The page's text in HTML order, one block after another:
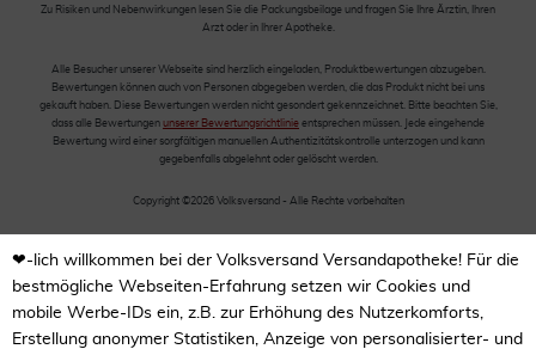
Zu Risiken und Nebenwirkungen lesen Sie die Packungsbeilage und fragen Sie Ihre Ärztin, Ihren
Arzt oder in Ihrer Apotheke.
Alle Besucher unserer Webseite sind herzlich eingeladen, Produktbewertungen abzugeben.
Bewertungen können auch von Personen abgegeben werden, die das Produkt nicht bei uns
gekauft haben. Diese Bewertungen werden nicht gesondert gekennzeichnet. Bitte beachten Sie,
dass alle Bewertungen unserer Bewertungsrichtlinie entsprechen müssen. Jede eingehende
Bewertung wird einer sorgfältigen manuellen Authentizitätskontrolle unterzogen und kann
gegebenfalls abgelehnt oder gelöscht werden.
Copyright ©2026 Volksversand - Alle Rechte vorbehalten
❤-lich willkommen bei der Volksversand Versandapotheke! Für die
bestmögliche Webseiten-Erfahrung setzen wir Cookies und
mobile Werbe-IDs ein, z.B. zur Erhöhung des Nutzerkomforts,
Erstellung anonymer Statistiken, Anzeige von personalisierter- und